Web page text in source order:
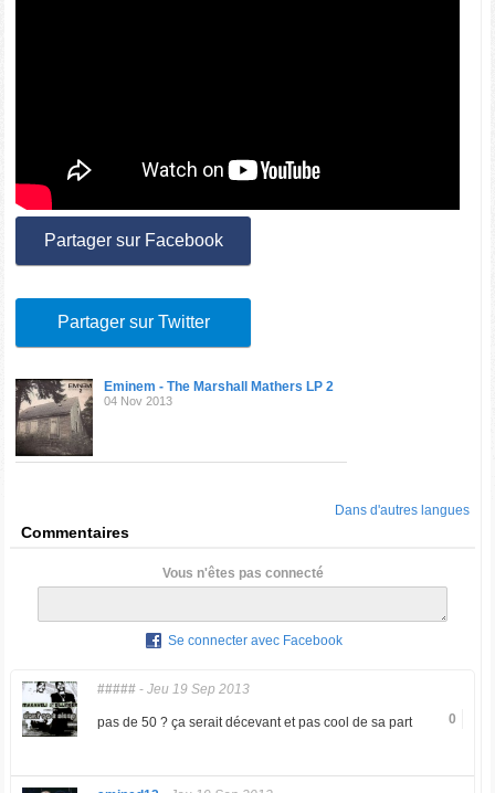
Partager sur Facebook
Partager sur Twitter
Eminem - The Marshall Mathers LP 2
04 Nov 2013
Dans d'autres langues
Commentaires
Vous n'êtes pas connecté
Se connecter avec Facebook
#####- Jeu 19 Sep 2013
0
pas de 50 ? ça serait décevant et pas cool de sa part